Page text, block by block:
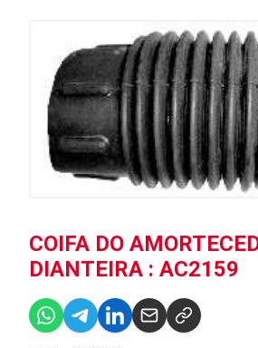
COIFA DO
DIANTEIRA : AC2159